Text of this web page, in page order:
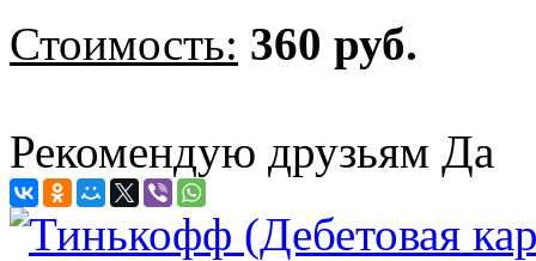
Стоимость: 360 руб.
Рекомендую друзьям Да